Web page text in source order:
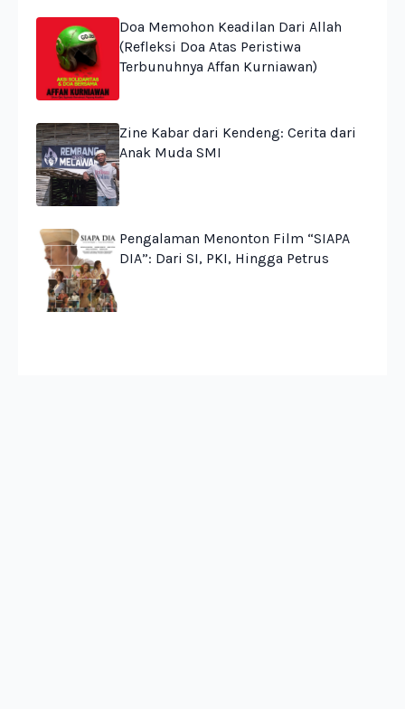
Doa Memohon Keadilan Dari Allah
(Refleksi Doa Atas Peristiwa
Terbunuhnya Affan Kurniawan)
Zine Kabar dari Kendeng: Cerita dari
Anak Muda SMI
Pengalaman Menonton Film “SIAPA
DIA”: Dari SI, PKI, Hingga Petrus